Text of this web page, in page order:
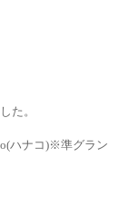
た。
ハナコ)※準グラン